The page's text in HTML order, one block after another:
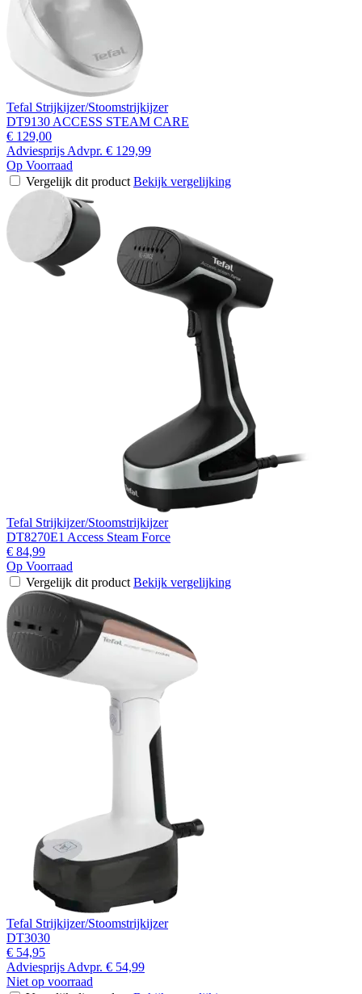
Tefal Strijkijzer/Stoomstrijkijzer
DT9130 ACCESS STEAM CARE
€ 129,00
Adviesprijs Advpr. € 129,99
Op Voorraad
Vergelijk dit product Bekijk vergelijking
Tefal Strijkijzer/Stoomstrijkijzer
DT8270E1 Access Steam Force
€ 84,99
Op Voorraad
Vergelijk dit product Bekijk vergelijking
Tefal Strijkijzer/Stoomstrijkijzer
DT3030
€ 54,95
Adviesprijs Advpr. € 54,99
Niet op voorraad